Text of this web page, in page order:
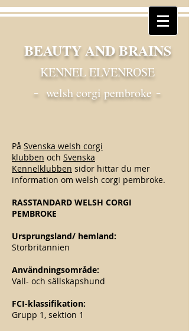
BEAUTY AND BRAINS
KENNEL ELVENROSE
- welsh corgi pembroke -
På Svenska welsh corgi
klubben och Svenska
Kennelklubben sidor hittar du mer
information om welsh corgi pembroke.
RASSTANDARD WELSH CORGI
PEMBROKE
Ursprungsland/ hemland:
Storbritannien
Användningsområde:
Vall- och sällskapshund
FCI-klassifikation:
Grupp 1, sektion 1